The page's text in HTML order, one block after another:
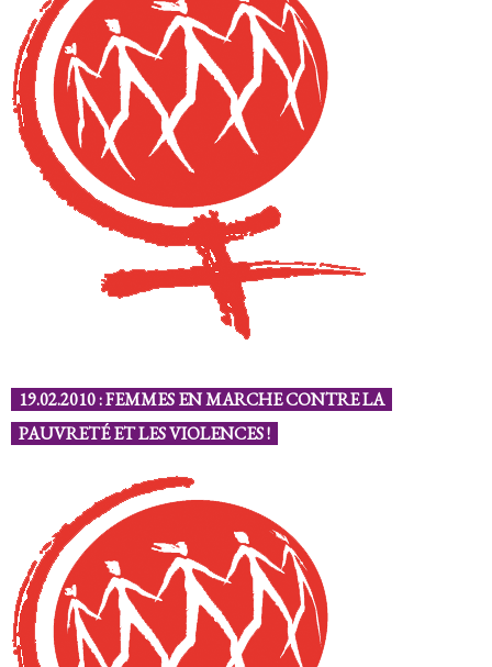
19.02.2010 : FEMMES EN MARCHE CONTRE LA
PAUVRETÉ ET LES VIOLENCES !